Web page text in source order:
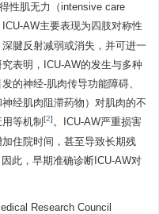
性肌无力（intensive care
ICU-AW主要表现为四肢对称性
腱反射减弱或消失，并可进一
表明，ICU-AW的发生与多种
的神经-肌肉传导功能障碍、
经肌肉阻滞药物）对肌肉的不
等机制 [2]。ICU-AW严重损害
住院时间，甚至导致长期残
因此，早期准确诊断ICU-AW对
Research Council